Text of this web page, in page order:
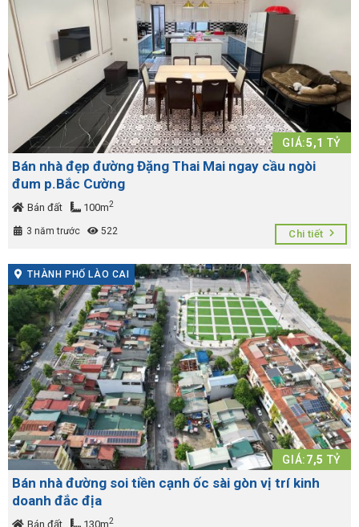
GIÁ:5,1 TỶ
Bán nhà đẹp đường Đặng Thai Mai ngay cầu ngòi
đum p.Bắc Cường
Bán đất 100m2
3 năm trước 522 Chi tiết
THÀNH PHỐ LÀO CAI
GIÁ:7,5 TỶ
Bán nhà đường soi tiền cạnh ốc sài gòn vị trí kinh
doanh đắc địa
Bán đất 130m2